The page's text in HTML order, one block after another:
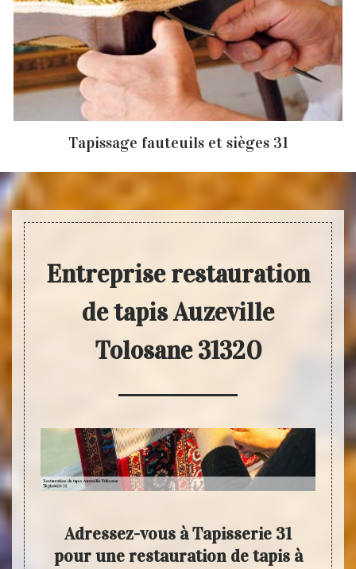
Tapissage fauteuils et sièges 31
Entreprise restauration
de tapis Auzeville
Tolosane 31320
Adressez-vous à Tapisserie 31
pour une restauration de tapis à